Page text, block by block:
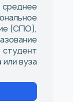
среднее
(СПО),
вуза